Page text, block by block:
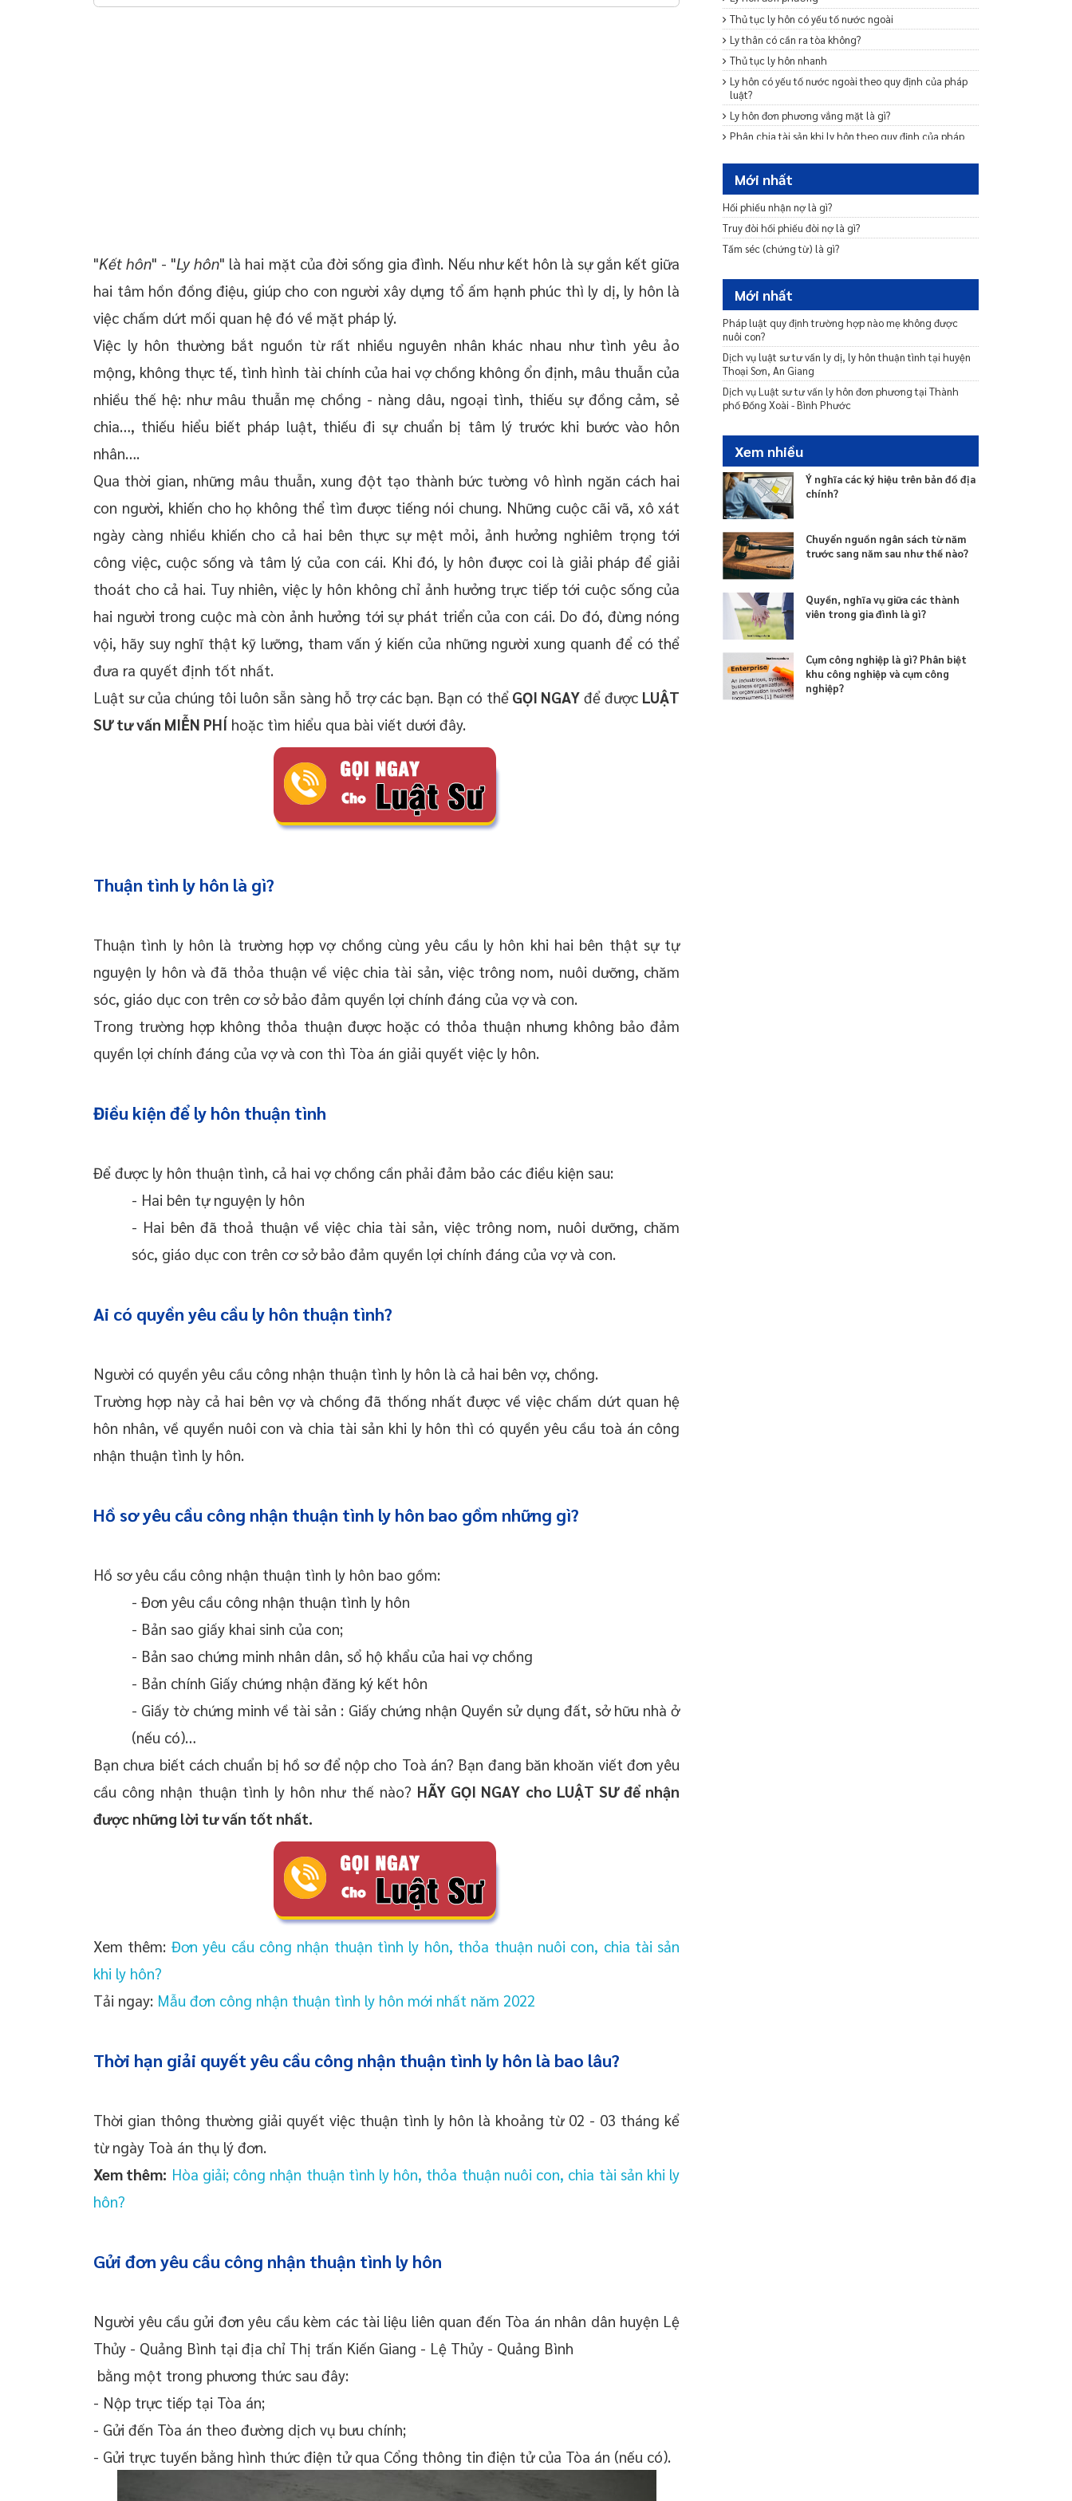
"Kết hôn" - "Ly hôn" là hai mặt của đời sống gia đình. Nếu như kết hôn là sự gắn kết giữa
hai tâm hồn đồng điệu, giúp cho con người xây dựng tổ ấm hạnh phúc thì ly dị, ly hôn là
việc chấm dứt mối quan hệ đó về mặt pháp lý.
Việc ly hôn thường bắt nguồn từ rất nhiều nguyên nhân khác nhau như tình yêu ảo
mộng, không thực tế, tình hình tài chính của hai vợ chồng không ổn định, mâu thuẫn của
nhiều thế hệ: như mâu thuẫn mẹ chồng - nàng dâu, ngoại tình, thiếu sự đồng cảm, sẻ
chia…, thiếu hiểu biết pháp luật, thiếu đi sự chuẩn bị tâm lý trước khi bước vào hôn
nhân….
Qua thời gian, những mâu thuẫn, xung đột tạo thành bức tường vô hình ngăn cách hai
con người, khiến cho họ không thể tìm được tiếng nói chung. Những cuộc cãi vã, xô xát
ngày càng nhiều khiến cho cả hai bên thực sự mệt mỏi, ảnh hưởng nghiêm trọng tới
công việc, cuộc sống và tâm lý của con cái. Khi đó, ly hôn được coi là giải pháp để giải
thoát cho cả hai. Tuy nhiên, việc ly hôn không chỉ ảnh hưởng trực tiếp tới cuộc sống của
hai người trong cuộc mà còn ảnh hưởng tới sự phát triển của con cái. Do đó, đừng nóng
vội, hãy suy nghĩ thật kỹ lưỡng, tham vấn ý kiến của những người xung quanh để có thể
đưa ra quyết định tốt nhất.
Luật sư của chúng tôi luôn sẵn sàng hỗ trợ các bạn. Bạn có thể GỌI NGAY để được LUẬT
SƯ tư vấn MIỄN PHÍ hoặc tìm hiểu qua bài viết dưới đây.
Thuận tình ly hôn là gì?
Thuận tình ly hôn là trường hợp vợ chồng cùng yêu cầu ly hôn khi hai bên thật sự tự
nguyện ly hôn và đã thỏa thuận về việc chia tài sản, việc trông nom, nuôi dưỡng, chăm
sóc, giáo dục con trên cơ sở bảo đảm quyền lợi chính đáng của vợ và con.
Trong trường hợp không thỏa thuận được hoặc có thỏa thuận nhưng không bảo đảm
quyền lợi chính đáng của vợ và con thì Tòa án giải quyết việc ly hôn.
Điều kiện để ly hôn thuận tình
Để được ly hôn thuận tình, cả hai vợ chồng cần phải đảm bảo các điều kiện sau:
- Hai bên tự nguyện ly hôn
- Hai bên đã thoả thuận về việc chia tài sản, việc trông nom, nuôi dưỡng, chăm
sóc, giáo dục con trên cơ sở bảo đảm quyền lợi chính đáng của vợ và con.
Ai có quyền yêu cầu ly hôn thuận tình?
Người có quyền yêu cầu công nhận thuận tình ly hôn là cả hai bên vợ, chồng.
Trường hợp này cả hai bên vợ và chồng đã thống nhất được về việc chấm dứt quan hệ
hôn nhân, về quyền nuôi con và chia tài sản khi ly hôn thì có quyền yêu cầu toà án công
nhận thuận tình ly hôn.
Hồ sơ yêu cầu công nhận thuận tình ly hôn bao gồm những gì?
Hồ sơ yêu cầu công nhận thuận tình ly hôn bao gồm:
- Đơn yêu cầu công nhận thuận tình ly hôn
- Bản sao giấy khai sinh của con;
- Bản sao chứng minh nhân dân, sổ hộ khẩu của hai vợ chồng
- Bản chính Giấy chứng nhận đăng ký kết hôn
- Giấy tờ chứng minh về tài sản : Giấy chứng nhận Quyền sử dụng đất, sở hữu nhà ở
(nếu có)…
Bạn chưa biết cách chuẩn bị hồ sơ để nộp cho Toà án? Bạn đang băn khoăn viết đơn yêu
cầu công nhận thuận tình ly hôn như thế nào? HÃY GỌI NGAY cho LUẬT SƯ để nhận
được những lời tư vấn tốt nhất.
Xem thêm: Đơn yêu cầu công nhận thuận tình ly hôn, thỏa thuận nuôi con, chia tài sản
khi ly hôn?
Tải ngay: Mẫu đơn công nhận thuận tình ly hôn mới nhất năm 2022
Thời hạn giải quyết yêu cầu công nhận thuận tình ly hôn là bao lâu?
Thời gian thông thường giải quyết việc thuận tình ly hôn là khoảng từ 02 - 03 tháng kể
từ ngày Toà án thụ lý đơn.
Xem thêm: Hòa giải; công nhận thuận tình ly hôn, thỏa thuận nuôi con, chia tài sản khi ly
hôn?
Gửi đơn yêu cầu công nhận thuận tình ly hôn
Người yêu cầu gửi đơn yêu cầu kèm các tài liệu liên quan đến Tòa án nhân dân huyện Lệ
Thủy - Quảng Bình tại địa chỉ Thị trấn Kiến Giang - Lệ Thủy - Quảng Bình
bằng một trong phương thức sau đây:
- Nộp trực tiếp tại Tòa án;
- Gửi đến Tòa án theo đường dịch vụ bưu chính;
- Gửi trực tuyến bằng hình thức điện tử qua Cổng thông tin điện tử của Tòa án (nếu có).
Thủ tục ly hôn có yếu tố nước ngoài
Ly thân có cần ra tòa không?
Thủ tục ly hôn nhanh
Ly hôn có yếu tố nước ngoài theo quy định của pháp
luật?
Ly hôn đơn phương vắng mặt là gì?
Phân chia tài sản khi ly hôn theo quy định của pháp
Chia tài sản chung của vợ chồng khi một bên chết?
Mẫu đơn ly hôn thuận tình
Trình tự, thủ tục ly hôn thuận tình
Ly hôn đơn phương cần những giấy tờ gì
Nộp đơn ly hôn bao lâu thì được giải quyết?
Mới nhất
Hối phiếu nhận nợ là gì?
Truy đòi hối phiếu đòi nợ là gì?
Tấm séc (chứng từ) là gì?
Mới nhất
Pháp luật quy định trường hợp nào mẹ không được
nuôi con?
Dịch vụ luật sư tư vấn ly dị, ly hôn thuận tình tại huyện
Thoại Sơn, An Giang
Dịch vụ Luật sư tư vấn ly hôn đơn phương tại Thành
phố Đồng Xoài - Bình Phước
Xem nhiều
Ý nghĩa các ký hiệu trên bản đồ địa
chính?
Chuyển nguồn ngân sách từ năm
trước sang năm sau như thế nào?
Quyền, nghĩa vụ giữa các thành
viên trong gia đình là gì?
Cụm công nghiệp là gì? Phân biệt
khu công nghiệp và cụm công
nghiệp?